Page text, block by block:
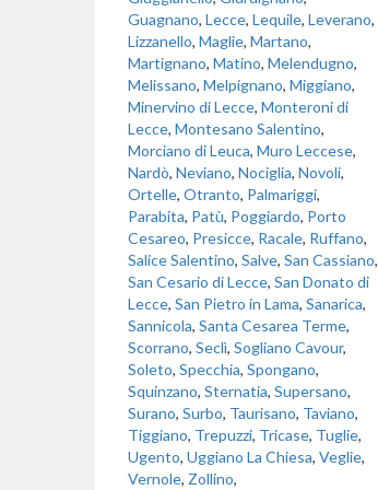
Guagnano, Lecce, Lequile, Leverano,
Lizzanello, Maglie, Martano,
Martignano, Matino, Melendugno,
Melissano, Melpignano, Miggiano,
Minervino di Lecce, Monteroni di
Lecce, Montesano Salentino,
Morciano di Leuca, Muro Leccese,
Nardò, Neviano, Nociglia, Novoli,
Ortelle, Otranto, Palmariggi,
Parabita, Patù, Poggiardo, Porto
Cesareo, Presicce, Racale, Ruffano,
Salice Salentino, Salve, San Cassiano,
San Cesario di Lecce, San Donato di
Lecce, San Pietro in Lama, Sanarica,
Sannicola, Santa Cesarea Terme,
Scorrano, Seclì, Sogliano Cavour,
Soleto, Specchia, Spongano,
Squinzano, Sternatia, Supersano,
Surano, Surbo, Taurisano, Taviano,
Tiggiano, Trepuzzi, Tricase, Tuglie,
Ugento, Uggiano La Chiesa, Veglie,
Vernole, Zollino,